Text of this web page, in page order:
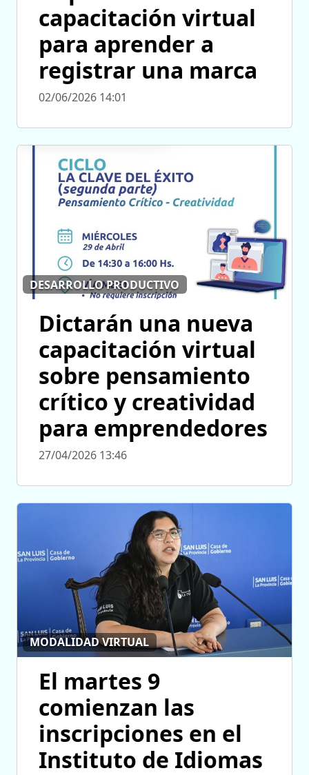
capacitación virtual
para aprender a
registrar una marca
02/06/2026 14:01
DESARROLLO PRODUCTIVO
Dictarán una nueva
capacitación virtual
sobre pensamiento
crítico y creatividad
para emprendedores
27/04/2026 13:46
MODALIDAD VIRTUAL
El martes 9
comienzan las
inscripciones en el
Instituto de Idiomas